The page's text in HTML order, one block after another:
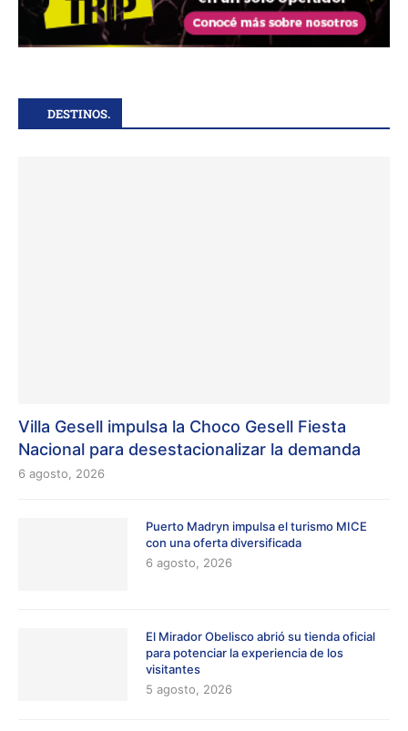
DESTINOS.
Villa Gesell impulsa la Choco Gesell Fiesta
Nacional para desestacionalizar la demanda
6 agosto, 2026
Puerto Madryn impulsa el turismo MICE
con una oferta diversificada
6 agosto, 2026
El Mirador Obelisco abrió su tienda oficial
para potenciar la experiencia de los
visitantes
5 agosto, 2026